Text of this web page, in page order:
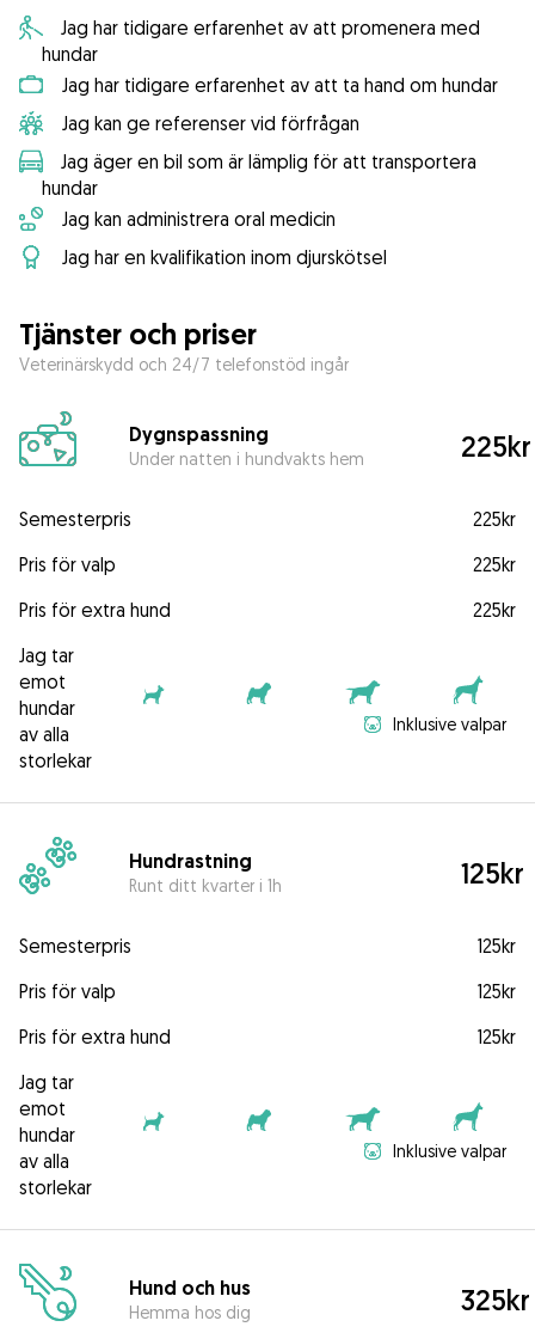
Jag har tidigare erfarenhet av att promenera med
hundar
Jag har tidigare erfarenhet av att ta hand om hundar
Jag kan ge referenser vid förfrågan
Jag äger en bil som är lämplig för att transportera
hundar
Jag kan administrera oral medicin
Jag har en kvalifikation inom djurskötsel
Tjänster och priser
Veterinärskydd och 24/7 telefonstöd ingår
Dygnspassning
Under natten i hundvakts hem 225kr
Semesterpris
225kr
Pris för valp
225kr
Pris för extra hund
225kr
Jag tar
emot
hundar
av alla
storlekar
Inklusive valpar
Hundrastning
Runt ditt kvarter i 1h 125kr
Semesterpris
125kr
Pris för valp
125kr
Pris för extra hund
125kr
Jag tar
emot
hundar
av alla
storlekar
Inklusive valpar
Hund och hus
Hemma hos dig 325kr